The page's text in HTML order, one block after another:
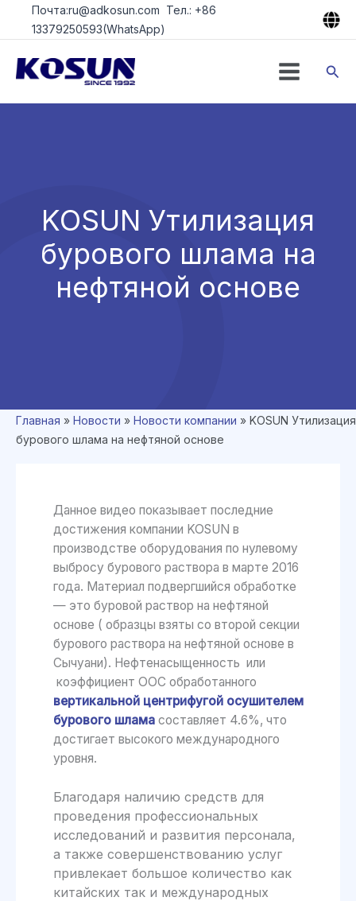
ПерейтиПочта:ru@adkosun.com Тел.: +86
13379250593(WhatsApp)
KOSUN Утилизация
бурового шлама на
нефтяной основе
Главная » Новости » Новости компании » KOSUN Утилизация
бурового шлама на нефтяной основе
Данное видео показывает последние
достижения компании KOSUN в
производстве оборудования по нулевому
выбросу бурового раствора в марте 2016
года. Материал подвергшийся обработке
— это буровой раствор на нефтяной
основе ( образцы взяты со второй секции
бурового раствора на нефтяной основе в
Сычуани). Нефтенасыщенность или
коэффициент ООС обработанного
вертикальной центрифугой осушителем
бурового шлама составляет 4.6%, что
достигает высокого международного
уровня.
Благодаря наличию средств для
проведения профессиональных
исследований и развития персонала,
а также совершенствованию услуг
привлекает большое количество как
китайских так и международных